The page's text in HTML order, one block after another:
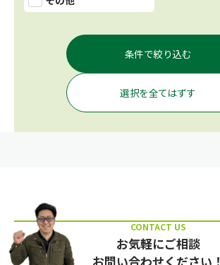
条件で絞り込む
選択を全てはずす
お気軽にご相談
お問い合わせください！